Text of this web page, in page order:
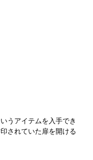
うアイテムを入手でき
されていた扉を開ける